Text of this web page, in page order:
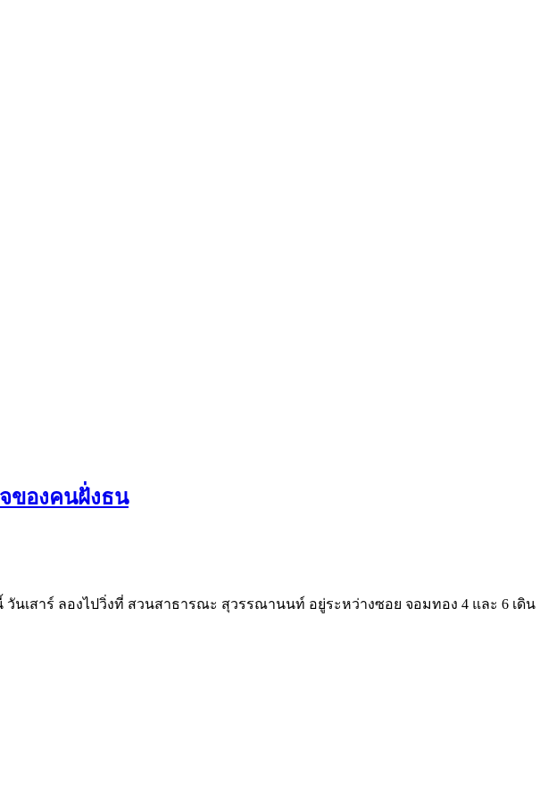
ของคนฝั่งธน
เสาร์ ลองไปวิ่งที่ สวนสาธารณะ สุวรรณานนท์ อยู่ระหว่างซอย จอมทอง 4 และ 6 เดิน